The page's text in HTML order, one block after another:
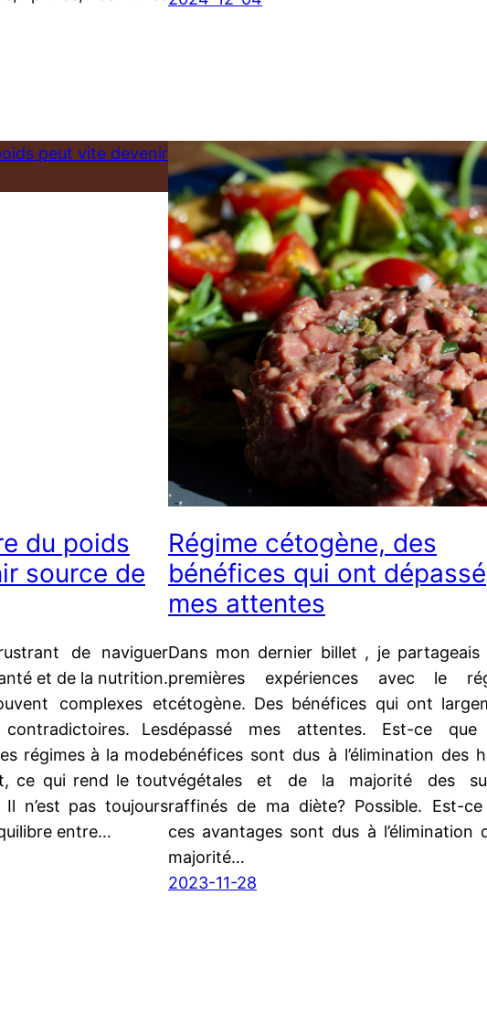
du poids
source de
de naviguer
et de la nutrition.
complexes et
contradictoires. Les
régimes à la mode
ce qui rend le tout
n’est pas toujours
entre…
Régime cétogène, des
bénéfices qui ont dépassé
mes attentes
Dans mon dernier billet , je partageais
premières expériences avec le
cétogène. Des bénéfices qui ont
dépassé mes attentes. Est-ce que
bénéfices sont dus à l’élimination des
végétales et de la majorité des
raffinés de ma diète? Possible. Est-
ces avantages sont dus à l’élimination
majorité…
2023-11-28